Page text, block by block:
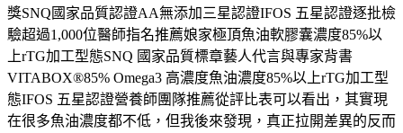
獎SNQ國家品質認證AA無添加三星認證IFOS 五星認證逐批檢
驗超過1,000位醫師指名推薦娘家極頂魚油軟膠囊濃度85%以
上rTG加工型態SNQ 國家品質標章藝人代言與專家背書
VITABOX®85% Omega3 高濃度魚油濃度85%以上rTG加工型
態IFOS 五星認證營養師團隊推薦從評比表可以看出，其實現
在很多魚油濃度都不低，但我後來發現，真正拉開差異的反而